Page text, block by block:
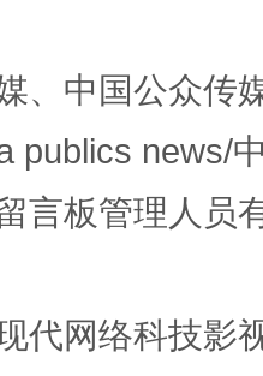
谢
、中国公众传
publics news/
言板管理人员
代网络科技影